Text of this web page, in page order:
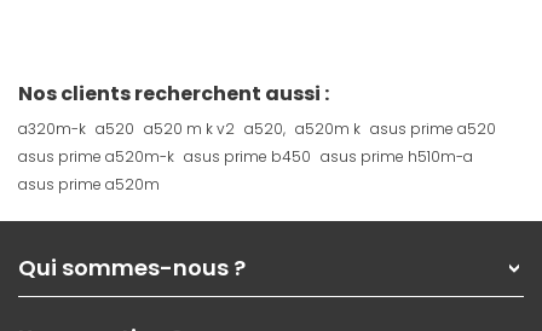
Nos clients recherchent aussi :
a320m-k a520 a520 m k v2 a520, a520m k asus prime a520
asus prime a520m-k asus prime b450 asus prime h510m-a
asus prime a520m
Qui sommes-nous ?